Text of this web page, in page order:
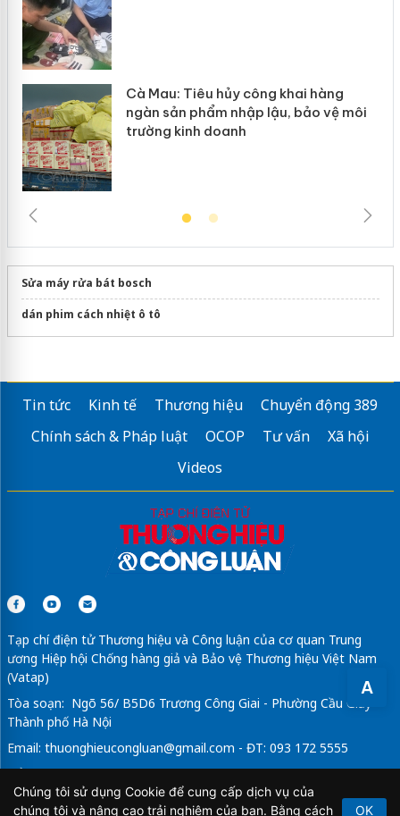
A
Cà Mau: Tiêu hủy công khai hàng
ngàn sản phẩm nhập lậu, bảo vệ môi
trường kinh doanh
Sửa máy rửa bát bosch
dán phim cách nhiệt ô tô
Tin tức Kinh tế Thương hiệu
Chuyển động 389
Chính sách & Pháp luật
OCOP Tư vấn
Xã hội
Videos
Tạp chí điện tử Thương hiệu và Công luận của cơ quan Trung
ương Hiệp hội Chống hàng giả và Bảo vệ Thương hiệu Việt Nam
(Vatap)
Tòa soạn: Ngõ 56/ B5D6 Trương Công Giai - Phường Cầu Giấy -
Thành phố Hà Nội
Email: thuonghieucongluan@gmail.com - ĐT: 093 172 5555
Tổng Biên Tập: Vũ Đức Thuận
Giấy phép hoạt động báo chí điện tử số 64/GP-BTTTT do Bộ
Chúng tôi sử dụng Cookie để cung cấp dịch vụ của
chúng tôi và nâng cao trải nghiệm của bạn. Bằng cách
OK